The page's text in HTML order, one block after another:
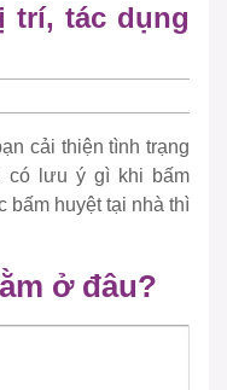
trí, tác dụng
cải thiện tình trạng
có lưu ý gì khi bấm
bấm huyệt tại nhà thì
ở đâu?